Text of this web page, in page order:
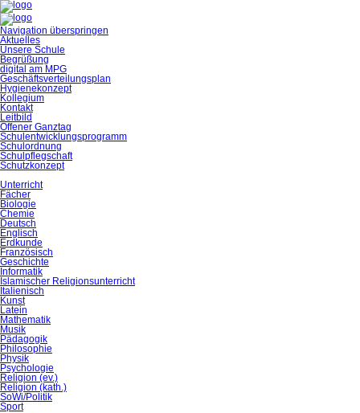
Navigation überspringen
Aktuelles
Unsere Schule
Begrüßung
digital am MPG
Geschäftsverteilungsplan
Hygienekonzept
Kollegium
Kontakt
Leitbild
Offener Ganztag
Schulentwicklungsprogramm
Schulordnung
Schulpflegschaft
Schutzkonzept
Unterricht
Fächer
Biologie
Chemie
Deutsch
Englisch
Erdkunde
Französisch
Geschichte
Informatik
Islamischer Religionsunterricht
Italienisch
Kunst
Latein
Mathematik
Musik
Pädagogik
Philosophie
Physik
Psychologie
Religion (ev.)
Religion (kath.)
SoWi/Politik
Sport